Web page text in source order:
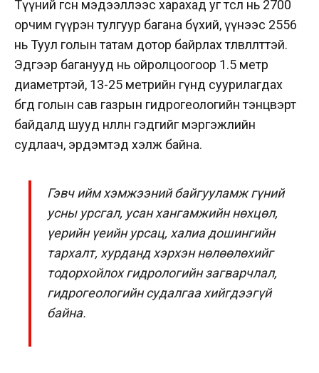
Түүний өгсөн мэдээллээс харахад уг төсөл нь 2700
орчим гүүрэн тулгуур багана бүхий, үүнээс 2556
нь Туул голын татам дотор байрлах төлөвлөлттэй.
Эдгээр баганууд нь ойролцоогоор 1.5 метр
диаметртэй, 13-25 метрийн гүнд суурилагдах
бөгөөд голын сав газрын гидрогеологийн тэнцвэрт
байдалд шууд нөлөөлнө гэдгийг мэргэжлийн
судлаач, эрдэмтэд хэлж байна.
Гэвч ийм хэмжээний байгууламж гүний
усны урсгал, усан хангамжийн нөхцөл,
үерийн үеийн урсац, халиа дошингийн
тархалт, хурданд хэрхэн нөлөөлөхийг
тодорхойлох гидрологийн загварчлал,
гидрогеологийн судалгаа хийгдээгүй
байна.